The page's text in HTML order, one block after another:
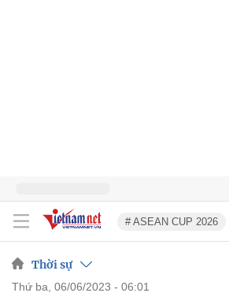
# ASEAN CUP 2026
Thời sự
thứ ba, 06/06/2023 - 06:01